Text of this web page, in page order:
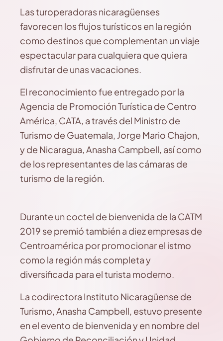
Las turoperadoras nicaragüenses
favorecen los flujos turísticos en la región
como destinos que complementan un viaje
espectacular para cualquiera que quiera
disfrutar de unas vacaciones.
El reconocimiento fue entregado por la
Agencia de Promoción Turística de Centro
América, CATA, a través del Ministro de
Turismo de Guatemala, Jorge Mario Chajon,
y de Nicaragua, Anasha Campbell, así como
de los representantes de las cámaras de
turismo de la región.
Durante un coctel de bienvenida de la CATM
2019 se premió también a diez empresas de
Centroamérica por promocionar el istmo
como la región más completa y
diversificada para el turista moderno.
La codirectora Instituto Nicaragüense de
Turismo, Anasha Campbell, estuvo presente
en el evento de bienvenida y en nombre del